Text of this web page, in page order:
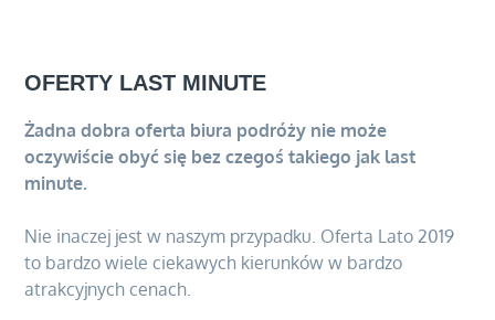
OFERTY LAST MINUTE
Żadna dobra oferta biura podróży nie może
oczywiście obyć się bez czegoś takiego jak last
minute.
Nie inaczej jest w naszym przypadku. Oferta Lato 2019
to bardzo wiele ciekawych kierunków w bardzo
atrakcyjnych cenach.